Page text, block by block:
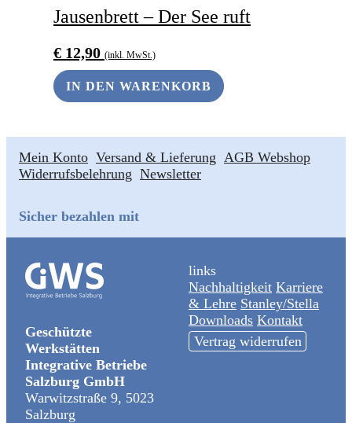
Jausenbrett – Der See ruft
€ 12,90 (inkl. MwSt.)
IN DEN WARENKORB
Mein Konto Versand & Lieferung AGB Webshop
Widerrufsbelehrung Newsletter
Sicher bezahlen mit
Geschützte
Werkstätten
Integrative Betriebe
Salzburg GmbH
Warwitzstraße 9, 5023
Salzburg
links
Nachhaltigkeit Karriere
& Lehre Stanley/Stella
Downloads Kontakt
Vertrag widerrufen